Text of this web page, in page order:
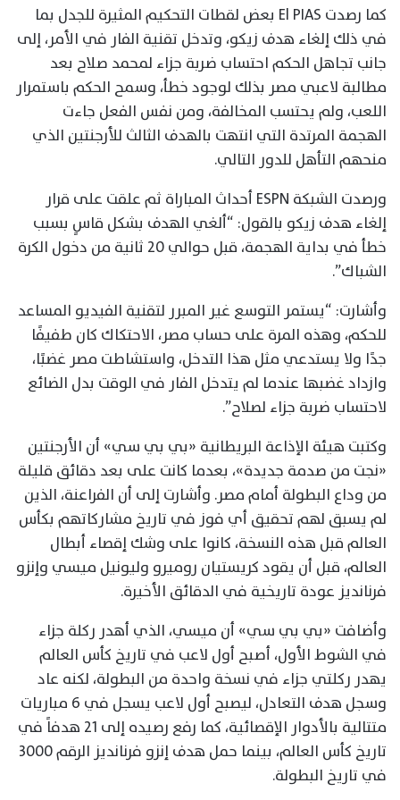
كما رصدت El PIAS بعض لقطات التحكيم المثيرة للجدل بما
في ذلك إلغاء هدف زيكو، وتدخل تقنية الفار في الأمر، إلى
جانب تجاهل الحكم احتساب ضربة جزاء لمحمد صلاح بعد
مطالبة لاعبي مصر بذلك لوجود خطأ، وسمح الحكم باستمرار
اللعب، ولم يحتسب المخالفة، ومن نفس الفعل جاءت
الهجمة المرتدة التي انتهت بالهدف الثالث للأرجنتين الذي
منحهم التأهل للدور التالي.
ورصدت الشبكة ESPN أحداث المباراة ثم علقت على قرار
إلغاء هدف زيكو بالقول: “ألغي الهدف بشكل قاسٍ بسبب
خطأ في بداية الهجمة، قبل حوالي 20 ثانية من دخول الكرة
الشباك”.
وأشارت: “يستمر التوسع غير المبرر لتقنية الفيديو المساعد
للحكم، وهذه المرة على حساب مصر، الاحتكاك كان طفيفًا
جدًا ولا يستدعي مثل هذا التدخل، واستشاطت مصر غضبًا،
وازداد غضبها عندما لم يتدخل الفار في الوقت بدل الضائع
لاحتساب ضربة جزاء لصلاح”.
وكتبت هيئة الإذاعة البريطانية «بي بي سي» أن الأرجنتين
«نجت من صدمة جديدة»، بعدما كانت على بعد دقائق قليلة
من وداع البطولة أمام مصر. وأشارت إلى أن الفراعنة، الذين
لم يسبق لهم تحقيق أي فوز في تاريخ مشاركاتهم بكأس
العالم قبل هذه النسخة، كانوا على وشك إقصاء أبطال
العالم، قبل أن يقود كريستيان روميرو وليونيل ميسي وإنزو
فرنانديز عودة تاريخية في الدقائق الأخيرة.
وأضافت «بي بي سي» أن ميسي، الذي أهدر ركلة جزاء
في الشوط الأول، أصبح أول لاعب في تاريخ كأس العالم
يهدر ركلتي جزاء في نسخة واحدة من البطولة، لكنه عاد
وسجل هدف التعادل، ليصبح أول لاعب يسجل في 6 مباريات
متتالية بالأدوار الإقصائية، كما رفع رصيده إلى 21 هدفاً في
تاريخ كأس العالم، بينما حمل هدف إنزو فرنانديز الرقم 3000
في تاريخ البطولة.